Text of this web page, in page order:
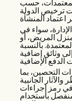
حسب
ترخيص الدولة
سواء في
المريض، أو
بالنسبة
وثائق إضافية
التحصين، بما
الجانبية
في رمز إجراءات
منفصل باستخدام